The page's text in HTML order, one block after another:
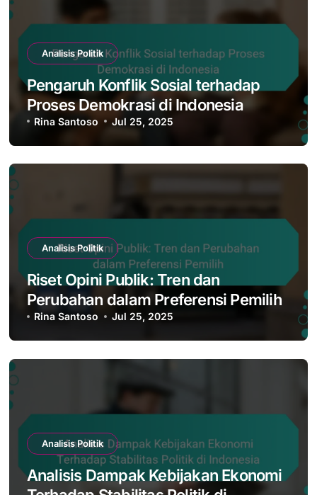
Analisis Politik
Pengaruh Konflik Sosial terhadap
Proses Demokrasi di Indonesia
Rina Santoso Jul 25, 2025
Analisis Politik
Riset Opini Publik: Tren dan
Perubahan dalam Preferensi Pemilih
Rina Santoso Jul 25, 2025
Analisis Politik
Analisis Dampak Kebijakan Ekonomi